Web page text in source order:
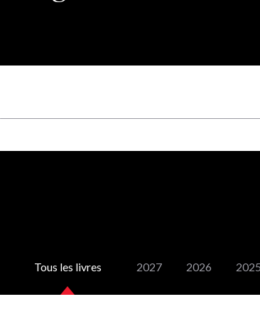
Tous les livres 2027 2026